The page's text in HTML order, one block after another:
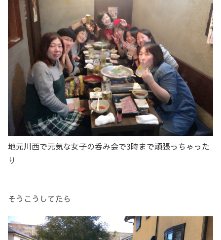
地元川西で元気な女子の呑み会で3時まで頑張っちゃった
り
そうこうしてたら